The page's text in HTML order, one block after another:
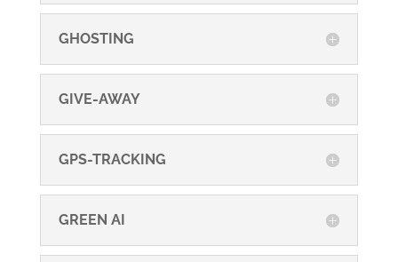
GHOSTING
GIVE-AWAY
GPS-TRACKING
GREEN AI